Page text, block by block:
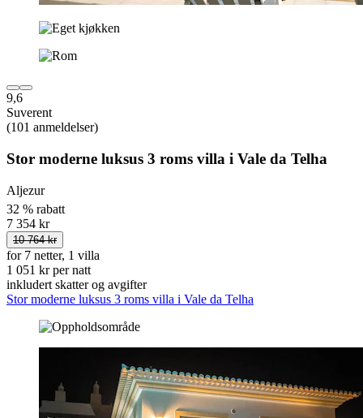
9,6
Suverent
(101 anmeldelser)
Stor moderne luksus 3 roms villa i Vale da Telha
Aljezur
32 % rabatt
7 354 kr
10 764 kr
for 7 netter, 1 villa
1 051 kr per natt
inkludert skatter og avgifter
Stor moderne luksus 3 roms villa i Vale da Telha